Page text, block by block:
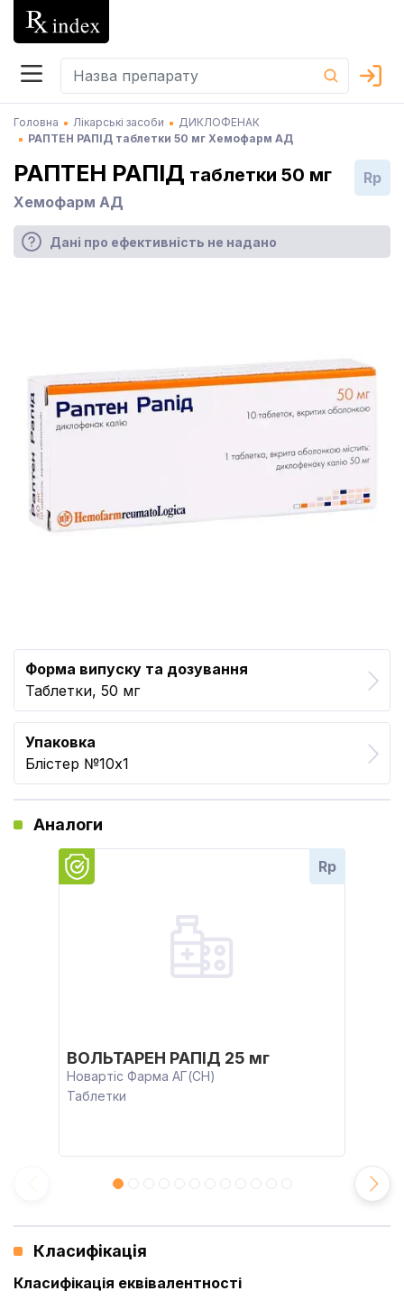
Головна Лікарські засоби
ДИКЛОФЕНАК
РАПТЕН РАПІД таблетки 50 мг Хемофарм АД
РАПТЕН РАПІД таблетки 50 мг
Хемофарм АД
Rp
Дані про ефективність не надано
Форма випуску та дозування
Таблетки, 50 мг
Упаковка
Блістер №10x1
Аналоги
Rp
ВОЛЬТАРЕН РАПІД 25 мг
Новартіс Фарма АГ(CH)
Таблетки
Класифікація
Класифікація еквівалентності